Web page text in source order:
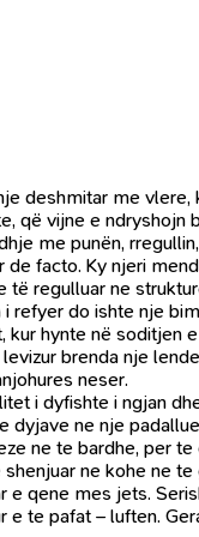
deshmitar me
që vijne e
me punën,
facto. Ky njeri
regulluar ne
do ishte nje
hynte në soditjen
brenda nje
neser.
i dyfishte i ngjan
ne nje
ne te bardhe, per
ne kohe ne
qene mes jets.
te pafat – luften.